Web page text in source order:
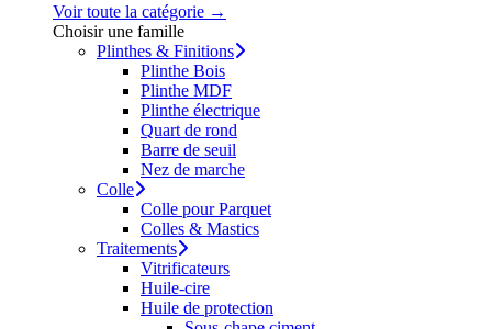
Voir toute la catégorie →
Choisir une famille
Plinthes & Finitions
Plinthe Bois
Plinthe MDF
Plinthe électrique
Quart de rond
Barre de seuil
Nez de marche
Colle
Colle pour Parquet
Colles & Mastics
Traitements
Vitrificateurs
Huile-cire
Huile de protection